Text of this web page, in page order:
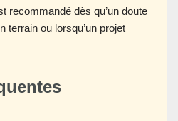
recommandé dès qu’un doute
terrain ou lorsqu’un projet